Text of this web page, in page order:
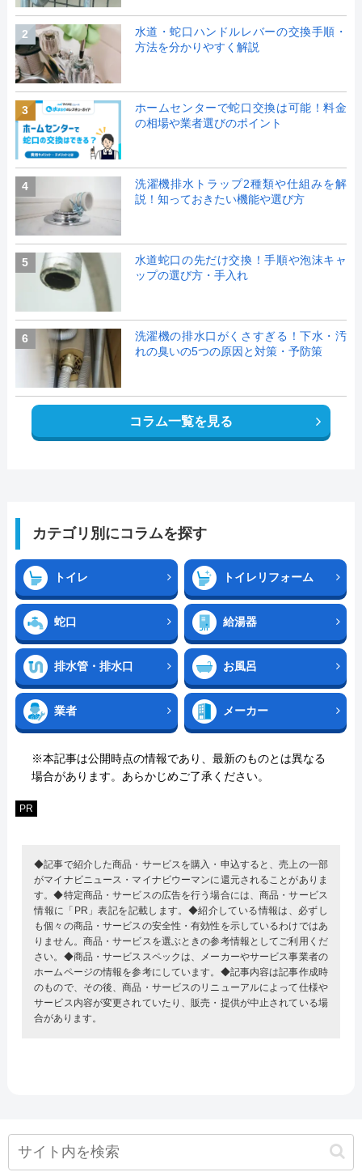
2
水道・蛇口ハンドルレバーの交換手順・
方法を分かりやすく解説
3
ホームセンターで蛇口交換は可能！料金
の相場や業者選びのポイント
4
洗濯機排水トラップ2種類や仕組みを解
説！知っておきたい機能や選び方
5
水道蛇口の先だけ交換！手順や泡沫キャ
ップの選び方・手入れ
6
洗濯機の排水口がくさすぎる！下水・汚
れの臭いの5つの原因と対策・予防策
コラム一覧を見る
カテゴリ別にコラムを探す
トイレ トイレリフォーム
蛇口 給湯器
排水管・排水口 お風呂
業者 メーカー
※本記事は公開時点の情報であり、最新のものとは異なる
場合があります。あらかじめご了承ください。
PR
◆記事で紹介した商品・サービスを購入・申込すると、売上の一部
がマイナビニュース・マイナビウーマンに還元されることがありま
す。◆特定商品・サービスの広告を行う場合には、商品・サービス
情報に「PR」表記を記載します。◆紹介している情報は、必ずし
も個々の商品・サービスの安全性・有効性を示しているわけではあ
りません。商品・サービスを選ぶときの参考情報としてご利用くだ
さい。◆商品・サービススペックは、メーカーやサービス事業者の
ホームページの情報を参考にしています。◆記事内容は記事作成時
のもので、その後、商品・サービスのリニューアルによって仕様や
サービス内容が変更されていたり、販売・提供が中止されている場
合があります。